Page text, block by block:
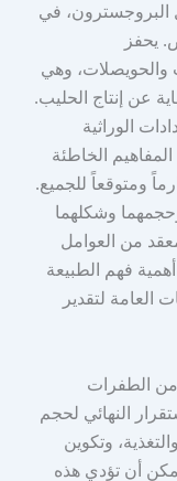
البروجسترون، في
يحفز
وهي
عن إنتاج الحليب.
الوراثية
الخاطئة
ومتوقعاً للجميع.
وشكلهما
معقد من العوامل
فهم الطبيعة
العامة لتقدير
من الطفرات
النهائي لحجم
وتكوين
أن تؤدي هذه